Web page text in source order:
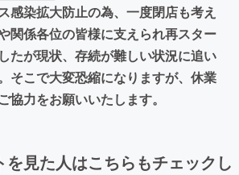
感染拡大防止の為、一度閉店も考え
関係各位の皆様に支えられ再スター
たが現状、存続が難しい状況に追い
そこで大変恐縮になりますが、休業
協力をお願いいたします。
を見た人はこちらもチェックし